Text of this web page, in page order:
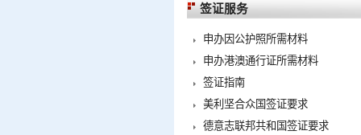
签证服务
申办因公护照所需材料
申办港澳通行证所需材料
签证指南
美利坚合众国签证要求
德意志联邦共和国签证要求